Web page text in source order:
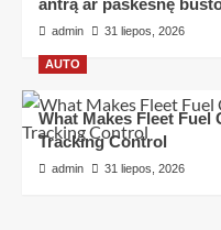
antrą ar paskesnę
admin 31 liepos, 2026
AUTO
What Makes Fleet Fuel
Tracking Control
admin 31 liepos, 2026